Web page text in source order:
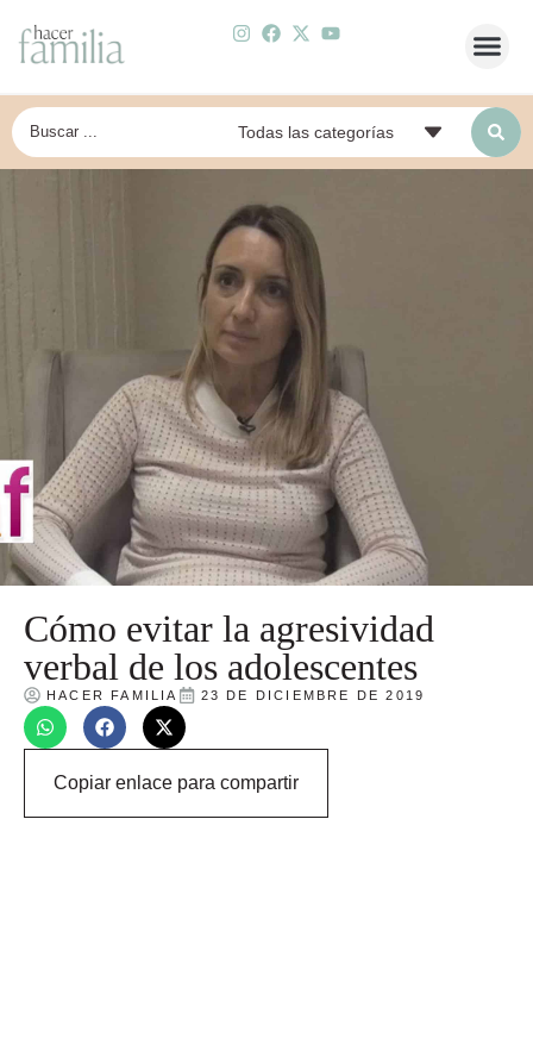
Cómo evitar la agresividad
verbal de los adolescentes
HACER FAMILIA 23 DE DICIEMBRE DE 2019
Copiar enlace para compartir